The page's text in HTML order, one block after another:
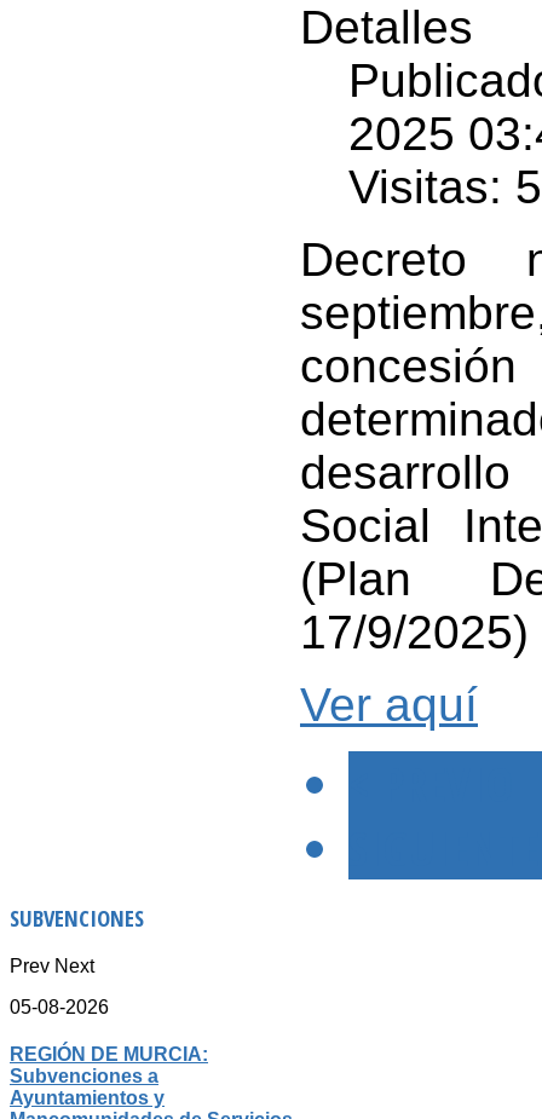
Detalles
2025
Visitas:
Decreto
Social
(Plan
17/9/2025)
Ver aquí
SUBVENCIONES
Prev Next
05-08-2026
REGIÓN DE MURCIA:
Subvenciones a
Ayuntamientos y